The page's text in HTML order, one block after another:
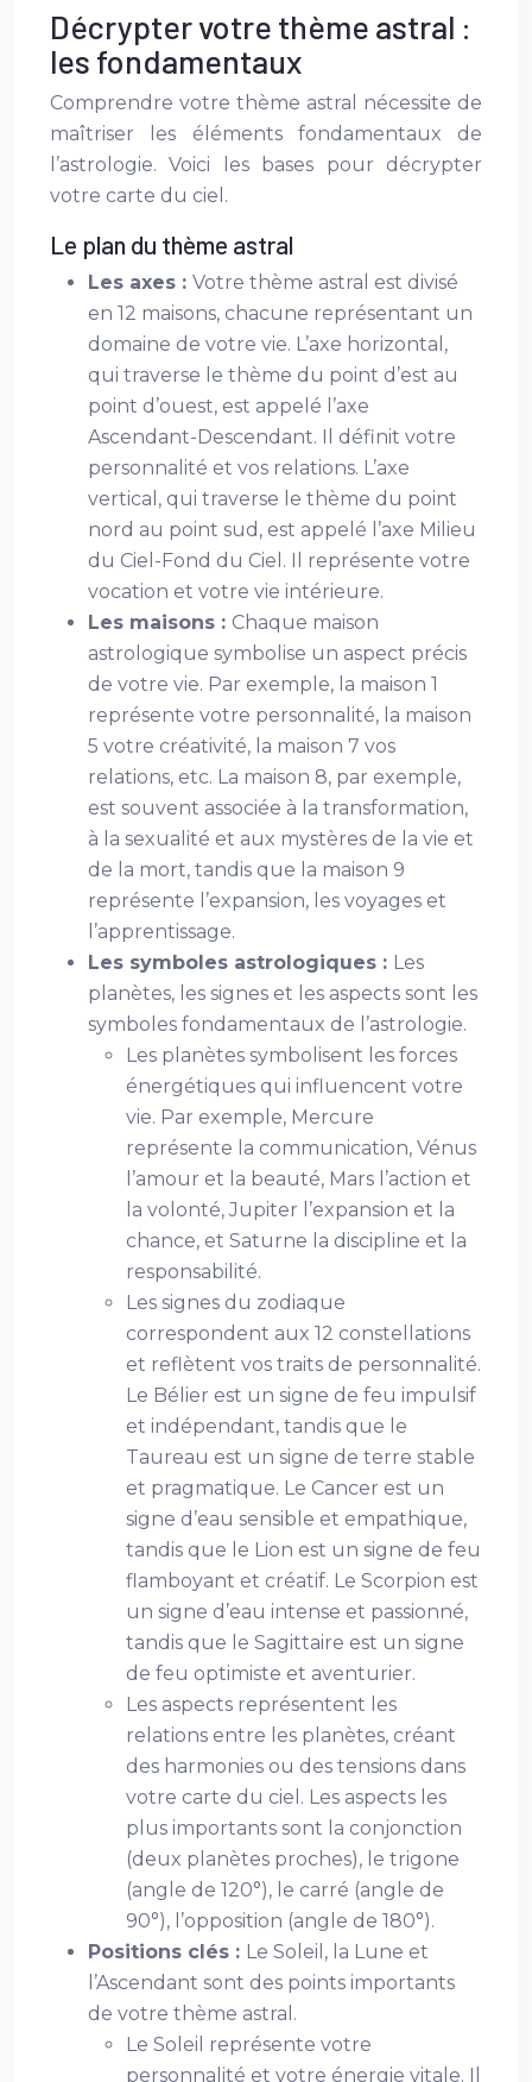
Décrypter votre thème astral :
les fondamentaux
Comprendre votre thème astral nécessite de
maîtriser les éléments fondamentaux de
l’astrologie. Voici les bases pour décrypter
votre carte du ciel.
Le plan du thème astral
Les axes : Votre thème astral est divisé
en 12 maisons, chacune représentant un
domaine de votre vie. L’axe horizontal,
qui traverse le thème du point d’est au
point d’ouest, est appelé l’axe
Ascendant-Descendant. Il définit votre
personnalité et vos relations. L’axe
vertical, qui traverse le thème du point
nord au point sud, est appelé l’axe Milieu
du Ciel-Fond du Ciel. Il représente votre
vocation et votre vie intérieure.
Les maisons : Chaque maison
astrologique symbolise un aspect précis
de votre vie. Par exemple, la maison 1
représente votre personnalité, la maison
5 votre créativité, la maison 7 vos
relations, etc. La maison 8, par exemple,
est souvent associée à la transformation,
à la sexualité et aux mystères de la vie et
de la mort, tandis que la maison 9
représente l’expansion, les voyages et
l’apprentissage.
Les symboles astrologiques : Les
planètes, les signes et les aspects sont les
symboles fondamentaux de l’astrologie.
Les planètes symbolisent les forces
énergétiques qui influencent votre
vie. Par exemple, Mercure
représente la communication, Vénus
l’amour et la beauté, Mars l’action et
la volonté, Jupiter l’expansion et la
chance, et Saturne la discipline et la
responsabilité.
Les signes du zodiaque
correspondent aux 12 constellations
et reflètent vos traits de personnalité.
Le Bélier est un signe de feu impulsif
et indépendant, tandis que le
Taureau est un signe de terre stable
et pragmatique. Le Cancer est un
signe d’eau sensible et empathique,
tandis que le Lion est un signe de feu
flamboyant et créatif. Le Scorpion est
un signe d’eau intense et passionné,
tandis que le Sagittaire est un signe
de feu optimiste et aventurier.
Les aspects représentent les
relations entre les planètes, créant
des harmonies ou des tensions dans
votre carte du ciel. Les aspects les
plus importants sont la conjonction
(deux planètes proches), le trigone
(angle de 120°), le carré (angle de
90°), l’opposition (angle de 180°).
Positions clés : Le Soleil, la Lune et
l’Ascendant sont des points importants
de votre thème astral.
Le Soleil représente votre
personnalité et votre énergie vitale. Il